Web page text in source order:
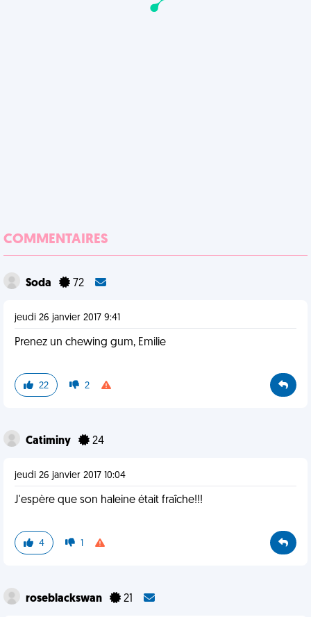
COMMENTAIRES
Soda 72
jeudi 26 janvier 2017 9:41
Prenez un chewing gum, Emilie
22 2
Catiminy 24
jeudi 26 janvier 2017 10:04
J'espère que son haleine était fraîche!!!
4 1
roseblackswan 21